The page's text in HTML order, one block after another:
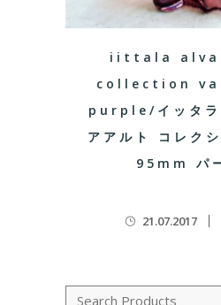
iittala
collection
purple/イッタラ
アアルト コレク
95mm パ
21.07.2017